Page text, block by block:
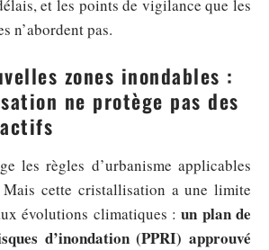
et les points de vigilance que les
n’abordent pas.
zones inondables :
ne protège pas des
les règles d’urbanisme applicables
cette cristallisation a une limite
évolutions climatiques :un plan de
d’inondation (PPRI) approuvé